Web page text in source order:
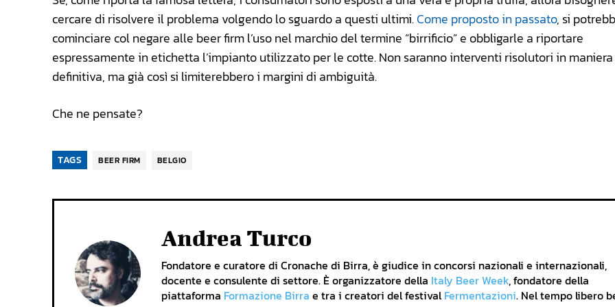
cercare di risolvere il problema volgendo lo sguardo a questi ultimi.Come proposto in passato, si
cominciare col negare alle beer firm l’uso nel marchio del termine “birrificio” e obbligarle a riportare
espressamente in etichetta l’impianto utilizzato per le cotte. Non saranno interventi risolutori in maniera
definitiva, ma già così si limiterebbero i margini di ambiguità.
Che ne pensate?
TAGS BEER FIRM BELGIO
Andrea Turco
Fondatore e curatore di Cronache di Birra, è giudice in concorsi nazionali e internazionali,
docente e consulente di settore. È organizzatore della Italy Beer Week, fondatore della
piattaforma Formazione Birra e tra i creatori del festivalFermentazioni. Nel tempo libero